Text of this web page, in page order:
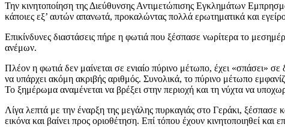
Την κινητοποίηση της Διεύθυνσης Αντιμετώπισης Εγκλημάτων
κάποιες εξ’ αυτών απανωτά, προκαλώντας πολλά ερωτηματικά και
Επικίνδυνες διαστάσεις πήρε η φωτιά που ξέσπασε νωρίτερα το
ανέμων.
Πλέον η φωτιά δεν μαίνεται σε ενιαίο πύρινο μέτωπο, έχει «σπάσει»
να υπάρχει ακόμη ακριβής αριθμός. Συνολικά, το πύρινο μέτωπο
Το ξημέρωμα αναμένεται να βρέξει στην περιοχή και τη νύχτα να
Λίγα λεπτά με την έναρξη της μεγάλης πυρκαγιάς στο Γεράκι,
εικόνα και βαίνει προς οριοθέτηση. Επί τόπου έχουν κινητοποιηθεί